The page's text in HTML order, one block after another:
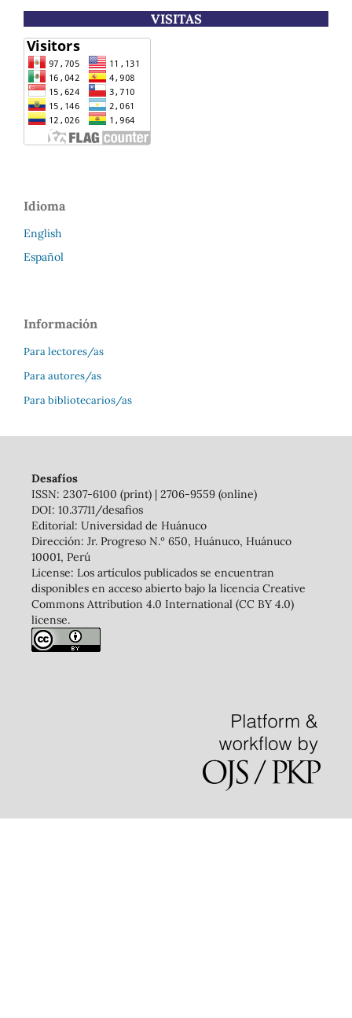
VISITAS
Idioma
English
Español
Información
Para lectores/as
Para autores/as
Para bibliotecarios/as
Desafíos
ISSN: 2307-6100 (print) | 2706-9559 (online)
DOI: 10.37711/desafios
Editorial: Universidad de Huánuco
Dirección: Jr. Progreso N.º 650, Huánuco, Huánuco
10001, Perú
License: Los artículos publicados se encuentran
disponibles en acceso abierto bajo la licencia Creative
Commons Attribution 4.0 International (CC BY 4.0)
license.